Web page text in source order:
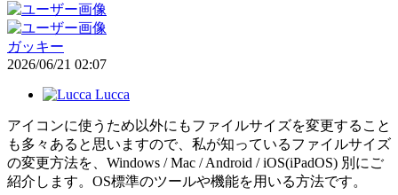
ガッキー
2026/06/21 02:07
Lucca
アイコンに使うため以外にもファイルサイズを変更すること
も多々あると思いますので、私が知っているファイルサイズ
の変更方法を、Windows / Mac / Android / iOS(iPadOS) 別にご
紹介します。OS標準のツールや機能を用いる方法です。